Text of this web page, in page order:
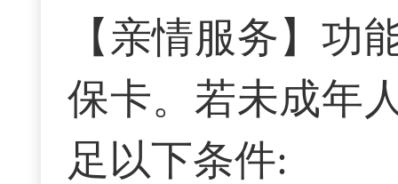
【亲情服务】功
保卡。若未成年
足以下条件: